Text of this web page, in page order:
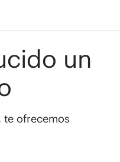
un
te ofrecemos